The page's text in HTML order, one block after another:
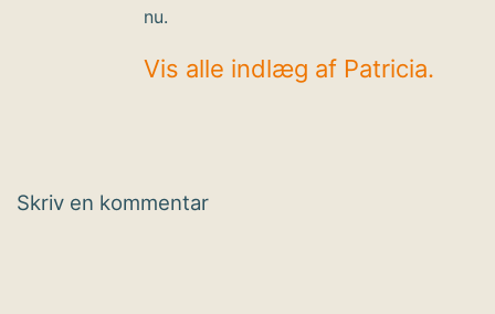
nu.
Vis alle indlæg af Patricia.
Skriv en kommentar